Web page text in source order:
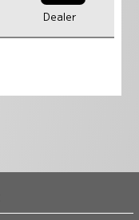
Dealer